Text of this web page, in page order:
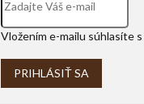
Vložením e-mailu súhlasíte s
PRIHLÁSIŤ SA